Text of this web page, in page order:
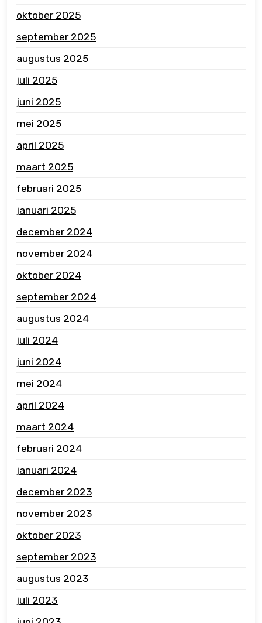
oktober 2025
september 2025
augustus 2025
juli 2025
juni 2025
mei 2025
april 2025
maart 2025
februari 2025
januari 2025
december 2024
november 2024
oktober 2024
september 2024
augustus 2024
juli 2024
juni 2024
mei 2024
april 2024
maart 2024
februari 2024
januari 2024
december 2023
november 2023
oktober 2023
september 2023
augustus 2023
juli 2023